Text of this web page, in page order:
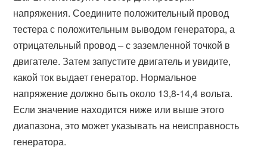
напряжения. Соедините положительный провод
тестера с положительным выводом генератора, а
отрицательный провод – с заземленной точкой в
двигателе. Затем запустите двигатель и увидите,
какой ток выдает генератор. Нормальное
напряжение должно быть около 13,8-14,4 вольта.
Если значение находится ниже или выше этого
диапазона, это может указывать на неисправность
генератора.